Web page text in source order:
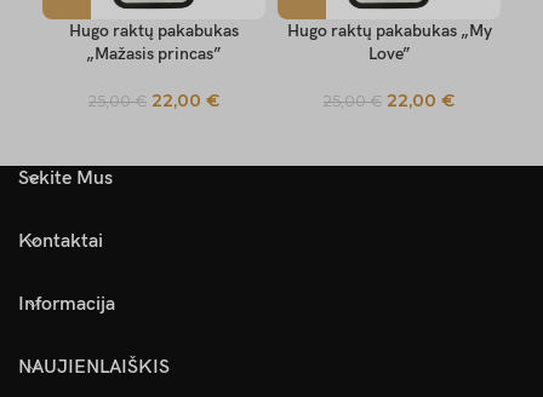
Hugo raktų pakabukas
„Mažasis princas”
25,00€ 22,00 €
Hugo raktų pakabukas „My
Love”
25,00€ 22,00 €
Sekite Mus
Kontaktai
Informacija
NAUJIENLAIŠKIS